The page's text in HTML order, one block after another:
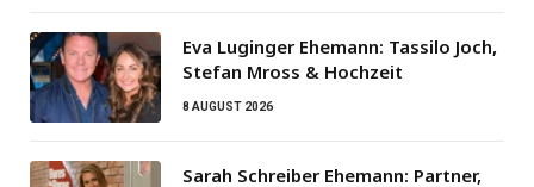
Eva Luginger Ehemann: Tassilo Joch,
Stefan Mross & Hochzeit
8 AUGUST 2026
Sarah Schreiber Ehemann: Partner,